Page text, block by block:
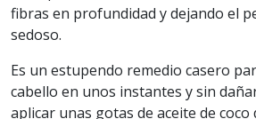
fibras en profundidad y dejando el
sedoso.
Es un estupendo remedio casero
cabello en unos instantes y sin
aplicar unas gotas de aceite de